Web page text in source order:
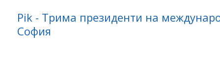
Pik - Трима президенти на
София